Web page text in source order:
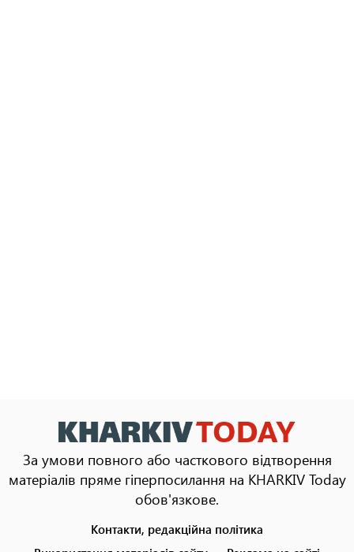
За умови повного або часткового відтворення
матеріалів пряме гіперпосилання на KHARKIV Today
обов'язкове.
Контакти, редакційна політика